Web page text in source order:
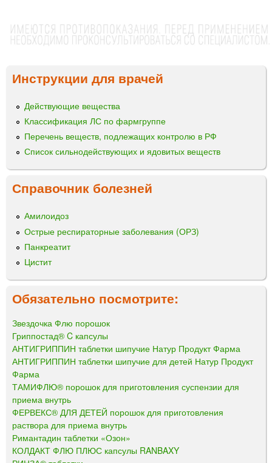
Инструкции для врачей
Действующие вещества
Классификация ЛС по фармгруппе
Перечень веществ, подлежащих контролю в РФ
Список сильнодействующих и ядовитых веществ
Справочник болезней
Амилоидоз
Острые респираторные заболевания (ОРЗ)
Панкреатит
Цистит
Обязательно посмотрите:
Звездочка Флю порошок
Гриппостад® C капсулы
АНТИГРИППИН таблетки шипучие Натур Продукт Фарма
АНТИГРИППИН таблетки шипучие для детей Натур Продукт
Фарма
ТАМИФЛЮ® порошок для приготовления суспензии для
приема внутрь
ФЕРВЕКС® ДЛЯ ДЕТЕЙ порошок для приготовления
раствора для приема внутрь
Римантадин таблетки «Озон»
КОЛДАКТ ФЛЮ ПЛЮС капсулы RANBAXY